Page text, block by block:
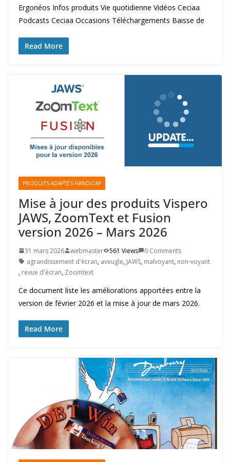
Ergonéos Infos produits Vie quotidienne Vidéos Ceciaa
Podcasts Ceciaa Occasions Téléchargements Baisse de
Read More
PRODUITS ADAPTÉS HANDICAP
Mise à jour des produits Vispero
JAWS, ZoomText et Fusion
version 2026 – Mars 2026
31 mars 2026 webmaster 561 Views
0 Comments
agrandissement d'écran, aveugle, JAWS, malvoyant, non-voyant
, revue d'écran, Zoomtext
Ce document liste les améliorations apportées entre la
version de février 2026 et la mise à jour de mars 2026.
Read More